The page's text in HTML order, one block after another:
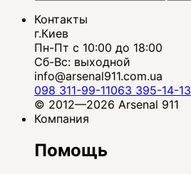
Контакты
г.Киев
Пн-Пт с 10:00 до 18:00
Сб-Вс: выходной
info@arsenal911.com.ua
098 311-99-11063 395-14-13
© 2012—2026 Arsenal 911
Компания
Помощь